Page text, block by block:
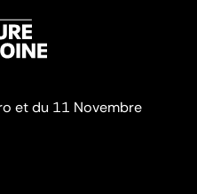
et du 11 Novembre